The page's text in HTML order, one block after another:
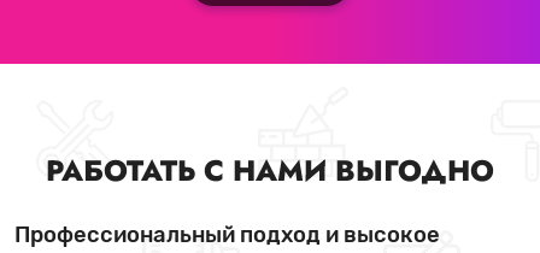
РАБОТАТЬ С НАМИ ВЫГОДНО
Профессиональный подход и высокое